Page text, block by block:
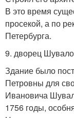
В это время
просекой, а по
Петербурга.
9. дворец
Здание было
Петровны для
Ивановича
1756 годы,